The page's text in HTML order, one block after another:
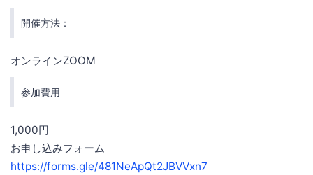
開催方法：
オンラインZOOM
参加費用
1,000円
お申し込みフォーム
https://forms.gle/481NeApQt2JBVVxn7